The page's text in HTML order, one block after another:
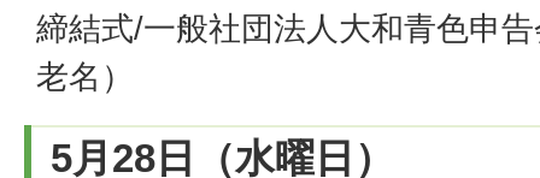
締結式/一般社団法人大和青色申
老名）
5月28日（水曜日）